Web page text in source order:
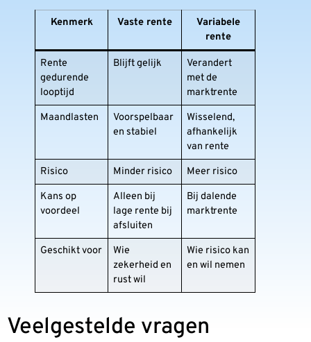
Kenmerk Vaste rente
Variabele
rente
Rente
gedurende
looptijd
Blijft gelijk
Verandert
met de
marktrente
Maandlasten
Voorspelbaar
en stabiel
Wisselend,
afhankelijk
van rente
Risico
Minder risico
Meer risico
Kans op
voordeel
Alleen bij
lage rente bij
afsluiten
Bij dalende
marktrente
Geschikt voor
Wie
zekerheid en
rust wil
Wie risico kan
en wil nemen
Veelgestelde vragen